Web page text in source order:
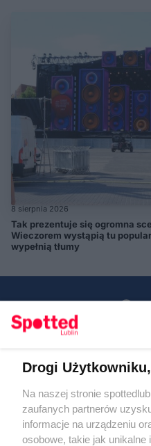
8 sierpnia 2026
Tak prezentuje się ogromna
Wieczorem wystąpią tu
wypełnią tłumy
Regulamin
Polityka prywatności
RODO
Warunki korzystania
Drogi Użytkowniku,
Na naszej stronie
zaufanych partnerów
informacje na urządzeniu
osobowe, takie jak unikalne